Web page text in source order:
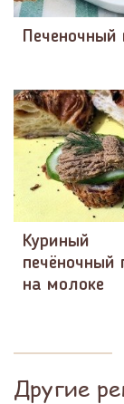
Печеночный
Куриный
печёночный
на молоке
Другие